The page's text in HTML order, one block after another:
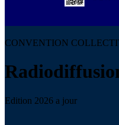
CONVENTION
Edition 2026 a jour